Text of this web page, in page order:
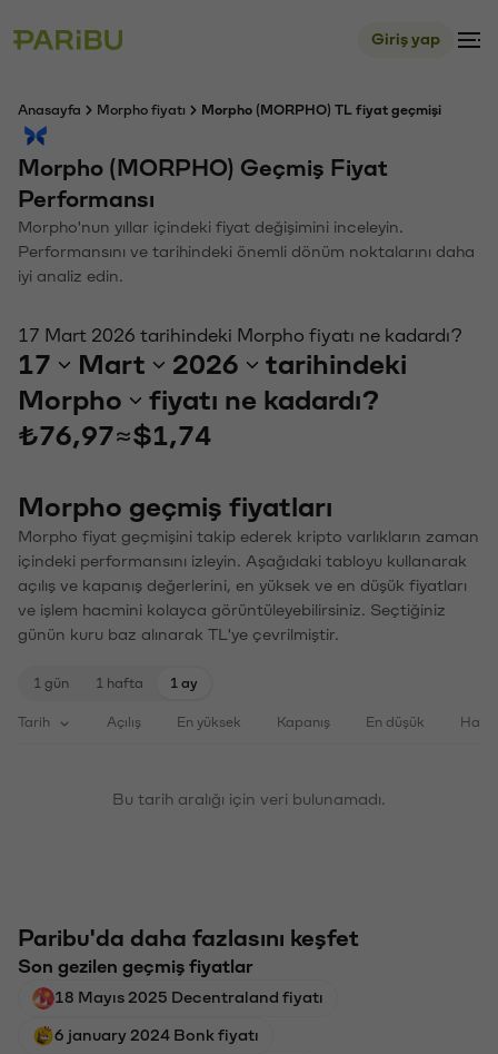
Giriş yap
Anasayfa Morpho fiyatı Morpho (MORPHO) TL fiyat geçmişi
Morpho (MORPHO) Geçmiş Fiyat
Performansı
Morpho'nun yıllar içindeki fiyat değişimini inceleyin.
Performansını ve tarihindeki önemli dönüm noktalarını daha
iyi analiz edin.
17 Mart 2026 tarihindeki Morpho fiyatı ne kadardı?
17 Mart 2026
tarihindeki
Morpho
fiyatı ne kadardı?
₺76,97≈$1,74
Morpho geçmiş fiyatları
Morpho fiyat geçmişini takip ederek kripto varlıkların zaman
içindeki performansını izleyin. Aşağıdaki tabloyu kullanarak
açılış ve kapanış değerlerini, en yüksek ve en düşük fiyatları
ve işlem hacmini kolayca görüntüleyebilirsiniz. Seçtiğiniz
günün kuru baz alınarak TL'ye çevrilmiştir.
1 gün 1 hafta 1 ay
Tarih Açılış En yüksek Kapanış En düşük
Bu tarih aralığı için veri bulunamadı.
Paribu'da daha fazlasını keşfet
Son gezilen geçmiş fiyatlar
18 Mayıs 2025 Decentraland fiyatı
6 january 2024 Bonk fiyatı